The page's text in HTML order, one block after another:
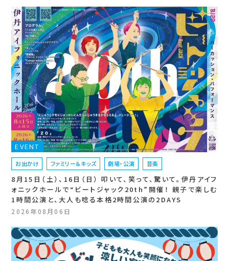
EVENT
お出かけ ファミリー＆キッズ 劇場・公演 音楽
8月15日（土）、16日（日） 叩いて、笑って、驚いて。伊丹アイフ
ォニックホールで“ビートジャック20th”開催！ 親子で楽しむ
1時間公演と、大人も唸る本格2時間公演の2DAYS
2026年08月06日